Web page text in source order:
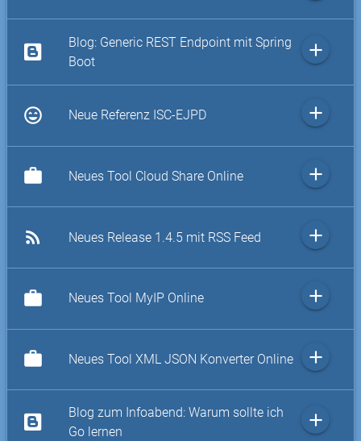
Blog: Generic REST Endpoint mit Spring
Boot
add
sentiment_very_satisfied Neue Referenz ISC-EJPD add
work Neues Tool Cloud Share Online add
rss_feed Neues Release 1.4.5 mit RSS Feed add
work Neues Tool MyIP Online add
work Neues Tool XML JSON Konverter Online add
Blog zum Infoabend: Warum sollte ich
Go lernen
add